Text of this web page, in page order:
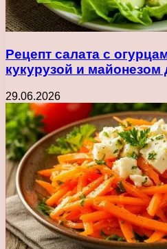
Рецепт салата с
кукурузой и
29.06.2026